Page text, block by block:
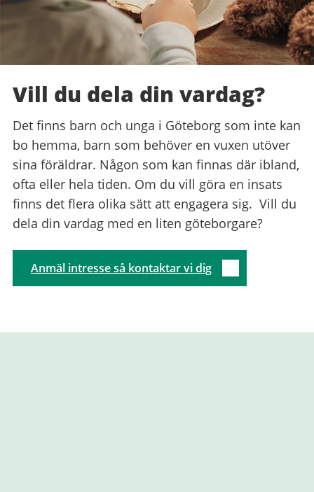
Vill du dela din vardag?
Det finns barn och unga i Göteborg som inte kan
bo hemma, barn som behöver en vuxen utöver
sina föräldrar. Någon som kan finnas där ibland,
ofta eller hela tiden. Om du vill göra en insats
finns det flera olika sätt att engagera sig. Vill du
dela din vardag med en liten göteborgare?
Anmäl intresse så kontaktar vi dig